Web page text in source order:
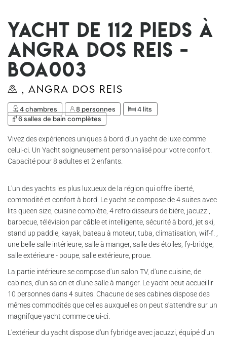
Yacht de 112 pieds à
Angra dos Reis -
Boa003
, Angra dos Reis
4 chambres 8 personnes
4 lits
6 salles de bain complètes
Vivez des expériences uniques à bord d'un yacht de luxe comme
celui-ci. Un Yacht soigneusement personnalisé pour votre confort.
Capacité pour 8 adultes et 2 enfants.
L'un des yachts les plus luxueux de la région qui offre liberté,
commodité et confort à bord. Le yacht se compose de 4 suites avec
lits queen size, cuisine complète, 4 refroidisseurs de bière, jacuzzi,
barbecue, télévision par câble et intelligente, sécurité à bord, jet ski,
stand up paddle, kayak, bateau à moteur, tuba, climatisation, wif-f. ,
une belle salle intérieure, salle à manger, salle des étoiles, fy-bridge,
salle extérieure - poupe, salle extérieure, proue.
La partie intérieure se compose d'un salon TV, d'une cuisine, de
cabines, d'un salon et d'une salle à manger. Le yacht peut accueillir
10 personnes dans 4 suites. Chacune de ses cabines dispose des
mêmes commodités que celles auxquelles on peut s'attendre sur un
magnifque yacht comme celui-ci.
L'extérieur du yacht dispose d'un fybridge avec jacuzzi, équipé d'un